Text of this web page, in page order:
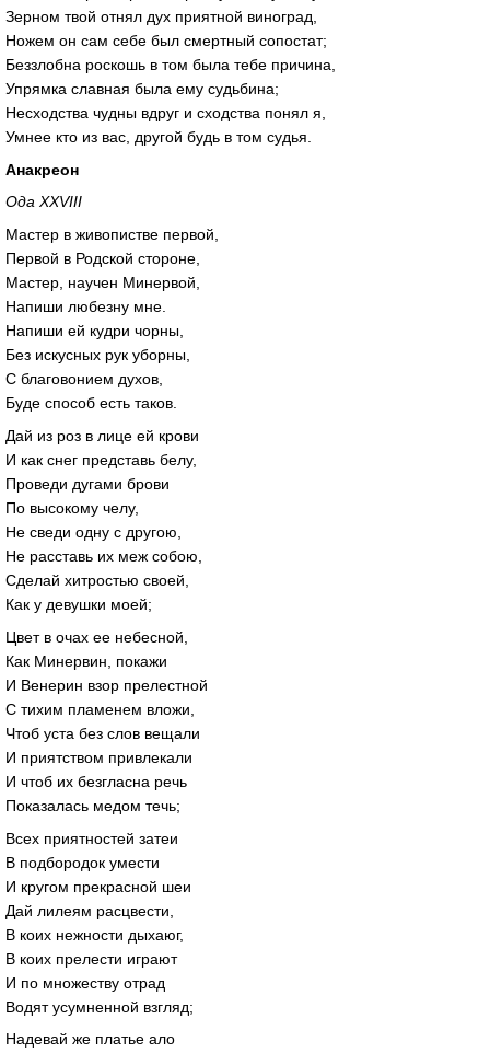
Зерном твой отнял дух приятной виноград,
Ножем он сам себе был смертный сопостат;
Беззлобна роскошь в том была тебе причина,
Упрямка славная была ему судьбина;
Несходства чудны вдруг и сходства понял я,
Умнее кто из вас, другой будь в том судья.
Анакреон
Ода XXVIII
Мастер в живопистве первой,
Первой в Родской стороне,
Мастер, научен Минервой,
Напиши любезну мне.
Напиши ей кудри чорны,
Без искусных рук уборны,
С благовонием духов,
Буде способ есть таков.
Дай из роз в лице ей крови
И как снег представь белу,
Проведи дугами брови
По высокому челу,
Не сведи одну с другою,
Не расставь их меж собою,
Сделай хитростью своей,
Как у девушки моей;
Цвет в очах ее небесной,
Как Минервин, покажи
И Венерин взор прелестной
С тихим пламенем вложи,
Чтоб уста без слов вещали
И приятством привлекали
И чтоб их безгласна речь
Показалась медом течь;
Всех приятностей затеи
В подбородок умести
И кругом прекрасной шеи
Дай лилеям расцвести,
В коих нежности дыхаюг,
В коих прелести играют
И по множеству отрад
Водят усумненной взгляд;
Надевай же платье ало